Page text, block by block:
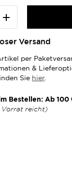
Versand
per
&
Sie hier.
Bestellen: Ab
Vorrat reicht)